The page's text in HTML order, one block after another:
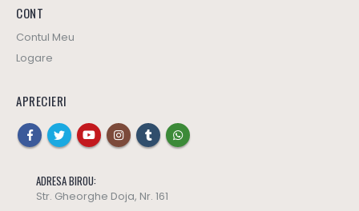
CONT
Contul Meu
Logare
APRECIERI
ADRESA BIROU:
Str. Gheorghe Doja, Nr. 161